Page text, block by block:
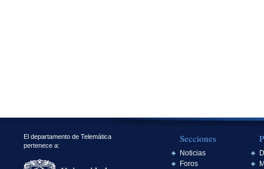
El departamento de Telemática
pertenece a:
Secciones
Noticias
Foros